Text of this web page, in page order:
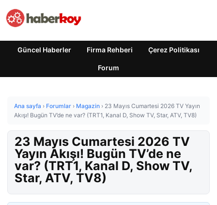
Güncel Haberler Firma Rehberi Çerez Politikası
Forum
Ana sayfa › Forumlar › Magazin › 23 Mayıs Cumartesi 2026 TV Yayın
Akışı! Bugün TV’de ne var? (TRT1, Kanal D, Show TV, Star, ATV, TV8)
23 Mayıs Cumartesi 2026 TV
Yayın Akışı! Bugün TV’de ne
var? (TRT1, Kanal D, Show TV,
Star, ATV, TV8)